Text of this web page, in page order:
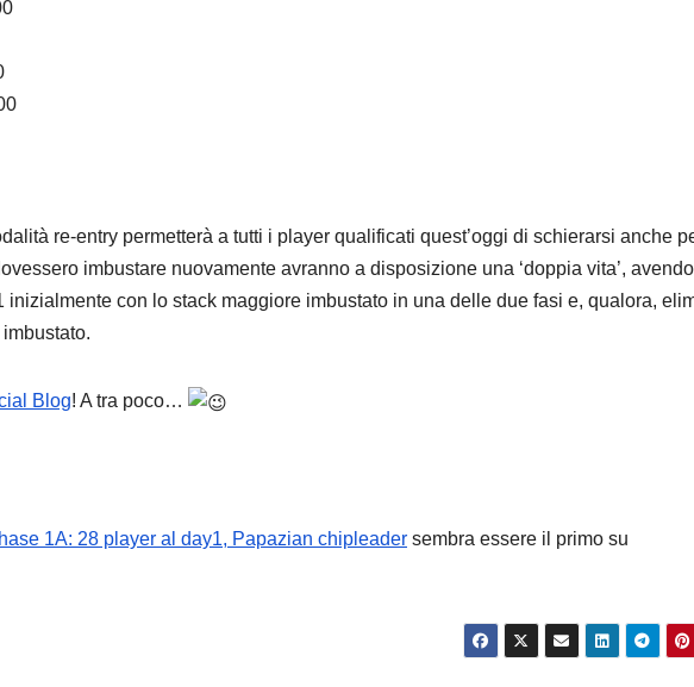
re-entry permetterà a tutti i player qualificati quest’oggi di schierarsi anche
imbustare nuovamente avranno a disposizione una ‘doppia vita’,
con lo stack maggiore imbustato in una delle due fasi e, qualora,
Blog! A tra poco…
1A: 28 player al day1, Papazian chipleader sembra essere il primo su